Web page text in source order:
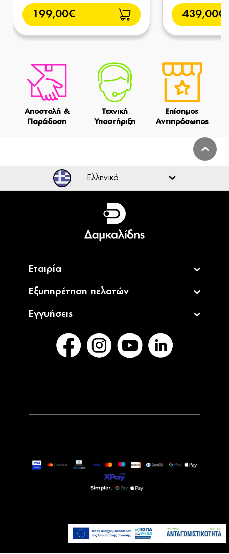
199,00€ 439,00€
Αποστολή &
Παράδοση
Τεχνική
Υποστήριξη
Επίσημος
Αντιπρόσωπος
Προσθήκη στο καλάθι
Ελληνικά
Ελληνικά
English
Εταιρία
Εξυπηρέτηση πελατών
Εγγυήσεις